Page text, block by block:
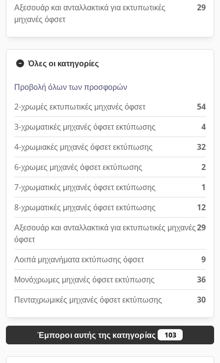
Αξεσουάρ και ανταλλακτικά για εκτυπωτικές
μηχανές όφσετ
29
Όλες οι κατηγορίες
Προβολή όλων των προσφορών
2-χρωμές εκτυπωτικές μηχανές όφσετ
54
3-χρωματικές μηχανές όφσετ εκτύπωσης
4
4-χρωμιακές μηχανές όφσετ εκτύπωσης
32
6-χρωμες μηχανές όφσετ εκτύπωσης
2
7-χρωματικές μηχανές όφσετ εκτύπωσης
1
8-χρωματικές μηχανές όφσετ εκτύπωσης
12
Αξεσουάρ και ανταλλακτικά για εκτυπωτικές μηχανές
όφσετ
29
Λοιπά μηχανήματα εκτύπωσης όφσετ
9
Μονόχρωμες μηχανές όφσετ εκτύπωσης
36
Πενταχρωμικές μηχανές όφσετ εκτύπωσης
30
Έμποροι αυτής της κατηγορίας 103